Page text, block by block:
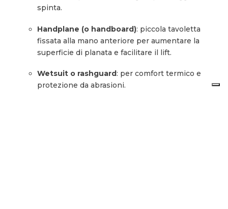
spinta.
Handplane (o handboard): piccola tavoletta
fissata alla mano anteriore per aumentare la
superficie di planata e facilitare il lift.
Wetsuit o rashguard: per comfort termico e
protezione da abrasioni.